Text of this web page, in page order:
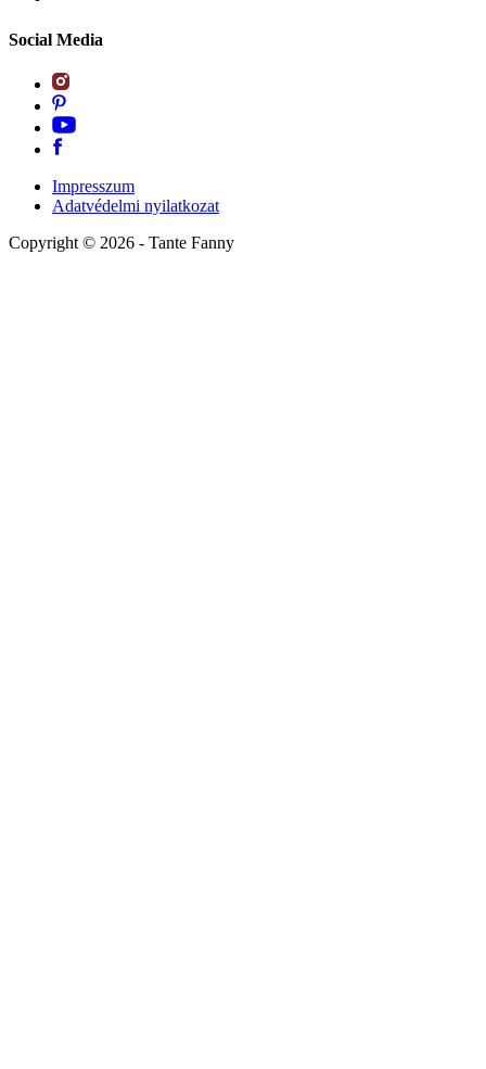
Social Media
Impresszum
Adatvédelmi nyilatkozat
Copyright © 2026 - Tante Fanny